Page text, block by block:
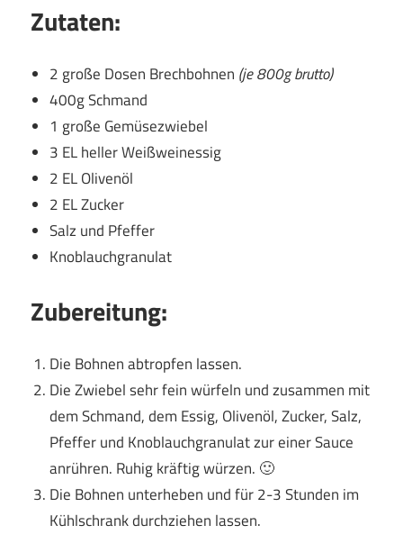
Zutaten:
2 große Dosen Brechbohnen (je 800g brutto)
400g Schmand
1 große Gemüsezwiebel
3 EL heller Weißweinessig
2 EL Olivenöl
2 EL Zucker
Salz und Pfeffer
Knoblauchgranulat
Zubereitung:
Die Bohnen abtropfen lassen.
Die Zwiebel sehr fein würfeln und zusammen mit
dem Schmand, dem Essig, Olivenöl, Zucker, Salz,
Pfeffer und Knoblauchgranulat zur einer Sauce
anrühren. Ruhig kräftig würzen. 🙂
Die Bohnen unterheben und für 2-3 Stunden im
Kühlschrank durchziehen lassen.